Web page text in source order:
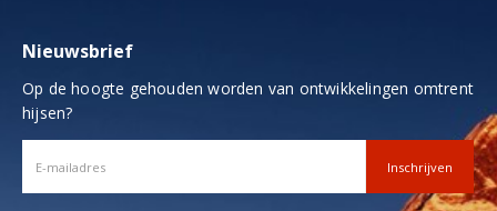
Nieuwsbrief
Op de hoogte gehouden worden van ontwikkelingen omtrent
hijsen?